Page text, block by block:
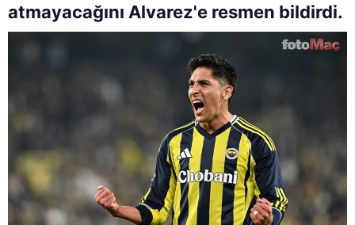
atmayacağını Alvarez'e resmen bildirdi.